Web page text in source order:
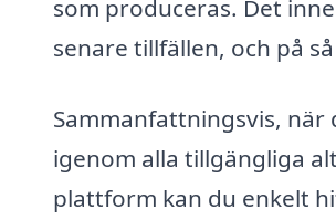
som produceras. Det
senare tillfällen, och på
Sammanfattningsvis,
igenom alla tillgängliga
plattform kan du enkelt